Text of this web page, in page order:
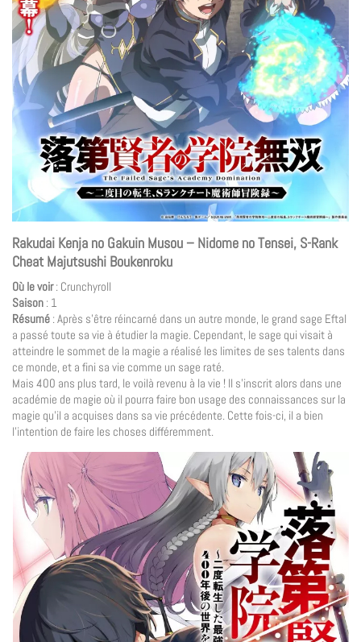
Rakudai Kenja no Gakuin Musou – Nidome no Tensei, S-Rank
Cheat Majutsushi Boukenroku
Où le voir: Crunchyroll
Saison : 1
Résumé : Après s’être réincarné dans un autre monde, le grand sage Eftal
a passé toute sa vie à étudier la magie. Cependant, le sage qui visait à
atteindre le sommet de la magie a réalisé les limites de ses talents dans
ce monde, et a fini sa vie comme un sage raté.
Mais 400 ans plus tard, le voilà revenu à la vie ! Il s’inscrit alors dans une
académie de magie où il pourra faire bon usage des connaissances sur la
magie qu’il a acquises dans sa vie précédente. Cette fois-ci, il a bien
l’intention de faire les choses différemment.